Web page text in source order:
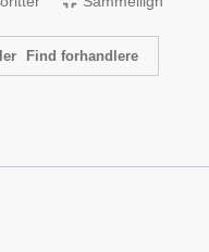
Find forhandlere